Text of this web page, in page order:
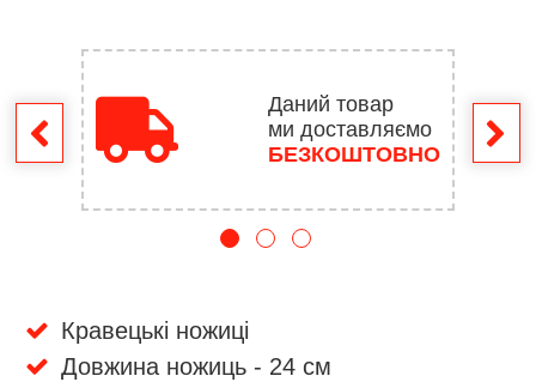
Даний товар
ми доставляємо
БЕЗКОШТОВНО
Кравецькі ножиці
Довжина ножиць - 24 см